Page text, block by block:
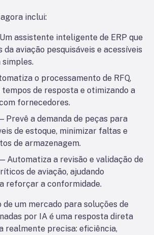
inclui:
assistente inteligente de ERP que
da aviação pesquisáveis e acessíveis
simples.
o processamento de RFQ,
de resposta e otimizando a
fornecedores.
Prevê a demanda de peças para
de estoque, minimizar faltas e
de armazenagem.
Automatiza a revisão e validação de
de aviação, ajudando
reforçar a conformidade.
de um mercado para soluções de
por IA é uma resposta direta
realmente precisa: eficiência,